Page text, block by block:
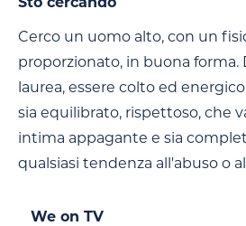
Cerco un uomo alto, con un
proporzionato, in buona forma.
laurea, essere colto ed
sia equilibrato, rispettoso, che
intima appagante e sia
qualsiasi tendenza all'abuso o
We on TV